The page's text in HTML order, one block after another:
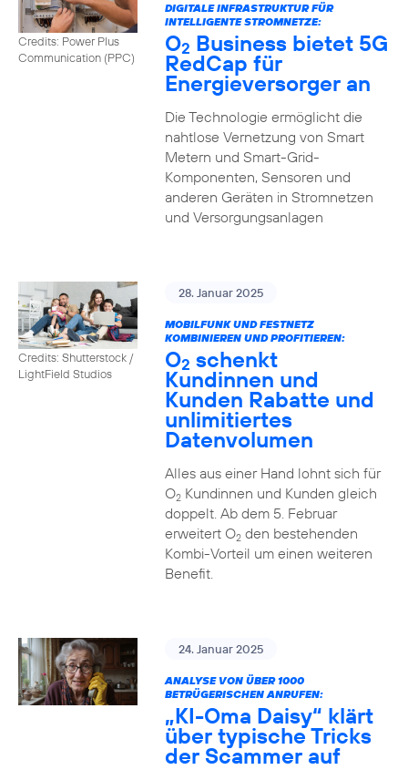
Credits: Power Plus
Communication (PPC)
DIGITALE INFRASTRUKTUR FÜR
INTELLIGENTE STROMNETZE:
O2 Business bietet 5G
RedCap für
Energieversorger an
Die Technologie ermöglicht die
nahtlose Vernetzung von Smart
Metern und Smart-Grid-
Komponenten, Sensoren und
anderen Geräten in Stromnetzen
und Versorgungsanlagen
Credits: Shutterstock /
LightField Studios
28. Januar 2025
MOBILFUNK UND FESTNETZ
KOMBINIEREN UND PROFITIEREN:
O2 schenkt
Kundinnen und
Kunden Rabatte und
unlimitiertes
Datenvolumen
Alles aus einer Hand lohnt sich für
O2Kundinnen und Kunden gleich
doppelt. Ab dem 5. Februar
erweitert O2den bestehenden
Kombi-Vorteil um einen weiteren
Benefit.
24. Januar 2025
ANALYSE VON ÜBER 1000
BETRÜGERISCHEN ANRUFEN:
„KI-Oma Daisy“ klärt
über typische Tricks
der Scammer auf